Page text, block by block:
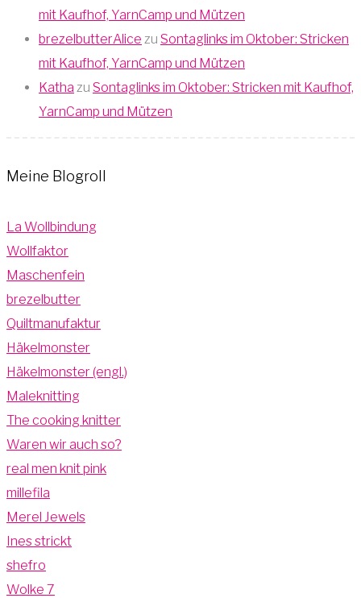
mit Kaufhof, YarnCamp und Mützen
brezelbutterAlice zu Sontaglinks im Oktober: Stricken
mit Kaufhof, YarnCamp und Mützen
Katha zu Sontaglinks im Oktober: Stricken mit Kaufhof,
YarnCamp und Mützen
Meine Blogroll
La Wollbindung
Wollfaktor
Maschenfein
brezelbutter
Quiltmanufaktur
Häkelmonster
Häkelmonster (engl.)
Maleknitting
The cooking knitter
Waren wir auch so?
real men knit pink
millefila
Merel Jewels
Ines strickt
shefro
Wolke 7